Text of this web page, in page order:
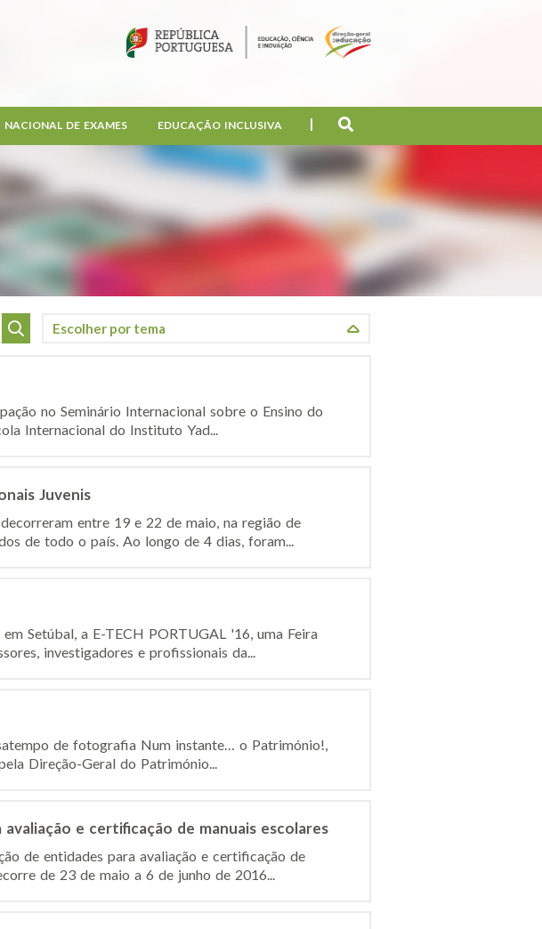
NACIONAL DE EXAMES EDUCAÇÃO INCLUSIVA
no Seminário Internacional sobre o Ensino do
Internacional do Instituto Yad...
Juvenis
entre 19 e 22 de maio, na região de
de todo o país. Ao longo de 4 dias, foram...
Setúbal, a E-TECH PORTUGAL '16, uma Feira
investigadores e profissionais da...
de fotografia Num instante… o Património!,
Direção-Geral do Património...
e certificação de manuais escolares
de entidades para avaliação e certificação de
de 23 de maio a 6 de junho de 2016...